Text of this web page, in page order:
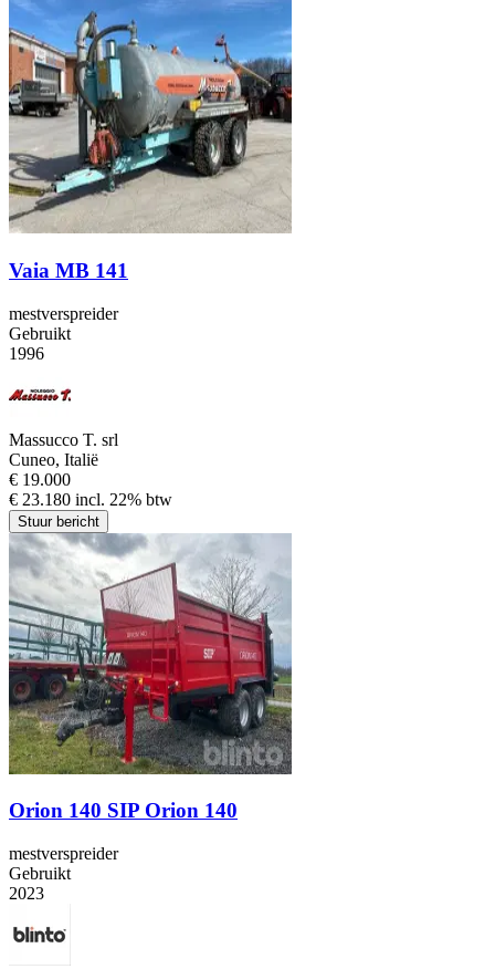
Vaia MB 141
mestverspreider
Gebruikt
1996
Massucco T. srl
Cuneo, Italië
€ 19.000
€ 23.180 incl. 22% btw
Stuur bericht
Orion 140 SIP Orion 140
mestverspreider
Gebruikt
2023